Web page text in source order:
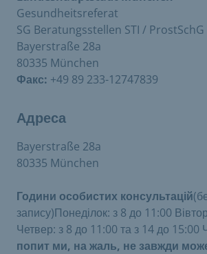
Gesundheitsreferat
SG Beratungsstellen STI / ProstSchG
Bayerstraße 28a
80335 München
Факс: +49 89 233-12747839
Адреса
Bayerstraße 28a
80335 München
Години особистих консультацій
запису)Понеділок: з 8 до 11:00
Четвер: з 8 до 11:00 та з 14 до 15:00
попит ми, на жаль, не завжди